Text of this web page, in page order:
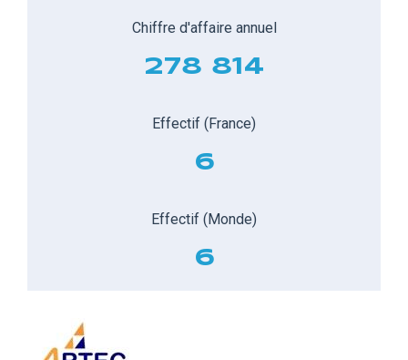
Chiffre d'affaire annuel
278 814
Effectif (France)
6
Effectif (Monde)
6